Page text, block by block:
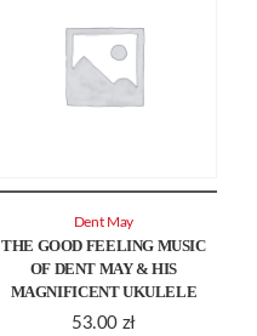
THE GOOD FEELING MUSIC
OF DENT MAY & HIS
MAGNIFICENT UKULELE
53.00 zł
Dent May